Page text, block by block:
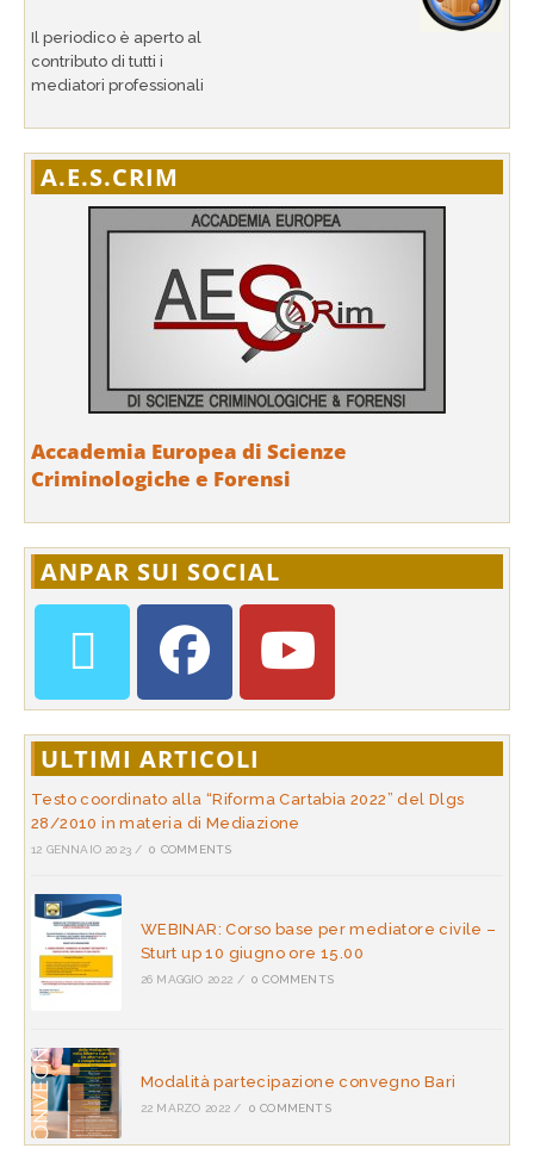
Il periodico è aperto al
contributo di tutti i
mediatori professionali
A.E.S.CRIM
Accademia Europea di Scienze
Criminologiche e Forensi
ANPAR SUI SOCIAL
ULTIMI ARTICOLI
Testo coordinato alla “Riforma Cartabia 2022” del Dlgs
28/2010 in materia di Mediazione
12 GENNAIO 2023 / 0 COMMENTS
WEBINAR: Corso base per mediatore civile –
Sturt up 10 giugno ore 15.00
26 MAGGIO 2022 / 0 COMMENTS
Modalità partecipazione convegno Bari
22 MARZO 2022 / 0 COMMENTS